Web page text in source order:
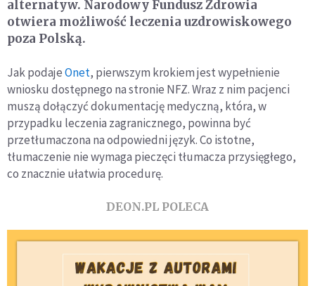
alternatyw. Narodowy Fundusz Zdrowia
otwiera możliwość leczenia uzdrowiskowego
poza Polską.
Jak podajeOnet, pierwszym krokiem jest wypełnienie
wniosku dostępnego na stronie NFZ. Wraz z nim pacjenci
muszą dołączyć dokumentację medyczną, która, w
przypadku leczenia zagranicznego, powinna być
przetłumaczona na odpowiedni język. Co istotne,
tłumaczenie nie wymaga pieczęci tłumacza przysięgłego,
co znacznie ułatwia procedurę.
DEON.PL POLECA